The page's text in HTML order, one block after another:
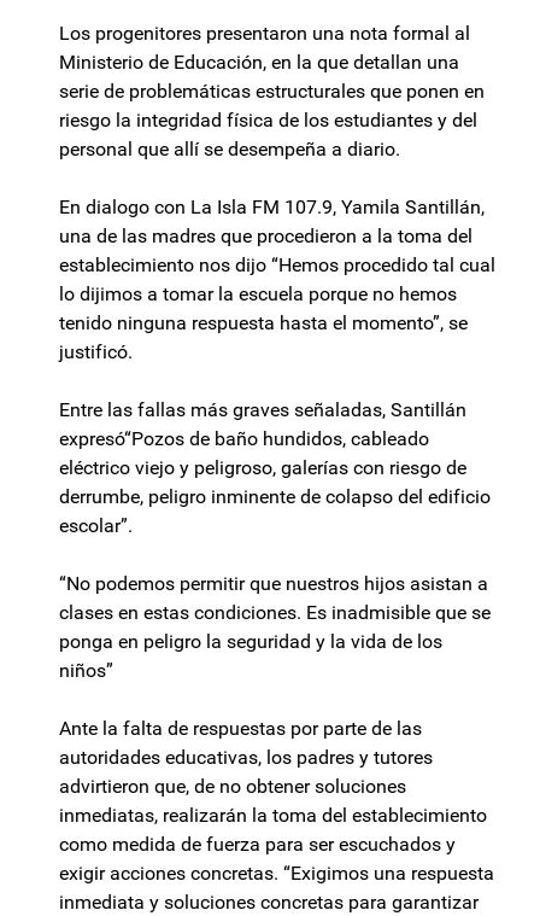
Los progenitores presentaron una nota formal al
Ministerio de Educación, en la que detallan una
serie de problemáticas estructurales que ponen en
riesgo la integridad física de los estudiantes y del
personal que allí se desempeña a diario.
En dialogo con La Isla FM 107.9, Yamila Santillán,
una de las madres que procedieron a la toma del
establecimiento nos dijo “Hemos procedido tal cual
lo dijimos a tomar la escuela porque no hemos
tenido ninguna respuesta hasta el momento”, se
justificó.
Entre las fallas más graves señaladas, Santillán
expresó“Pozos de baño hundidos, cableado
eléctrico viejo y peligroso, galerías con riesgo de
derrumbe, peligro inminente de colapso del edificio
escolar”.
“No podemos permitir que nuestros hijos asistan a
clases en estas condiciones. Es inadmisible que se
ponga en peligro la seguridad y la vida de los
niños”
Ante la falta de respuestas por parte de las
autoridades educativas, los padres y tutores
advirtieron que, de no obtener soluciones
inmediatas, realizarán la toma del establecimiento
como medida de fuerza para ser escuchados y
exigir acciones concretas. “Exigimos una respuesta
inmediata y soluciones concretas para garantizar